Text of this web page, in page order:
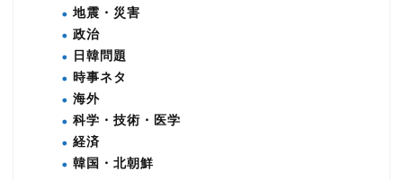
地震・災害
政治
日韓問題
時事ネタ
海外
科学・技術・医学
経済
韓国・北朝鮮